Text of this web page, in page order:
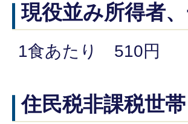
現役並み所得者
1食あたり 510円
住民税非課税世